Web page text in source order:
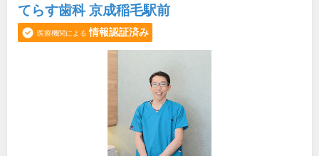
てらす歯科 京成稲毛駅前
医療機関による 情報認証済み